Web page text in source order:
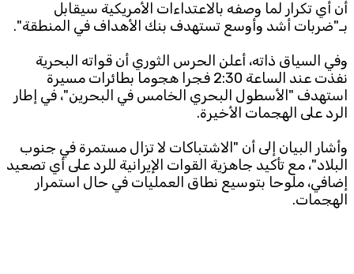
© 2025. All Rights Reserved. ByKoein
أن أي تكرار لما وصفه بالاعتداءات الأمريكية سيقابل
بـ"ضربات أشد وأوسع تستهدف بنك الأهداف في المنطقة".
وفي السياق ذاته، أعلن الحرس الثوري أن قواته البحرية
نفذت عند الساعة 2:30 فجرا هجوما بطائرات مسيرة
استهدف "الأسطول البحري الخامس في البحرين"، في إطار
الرد على الهجمات الأخيرة.
وأشار البيان إلى أن "الاشتباكات لا تزال مستمرة في جنوب
البلاد"، مع تأكيد جاهزية القوات الإيرانية للرد على أي تصعيد
إضافي، ملوحا بتوسيع نطاق العمليات في حال استمرار
الهجمات.